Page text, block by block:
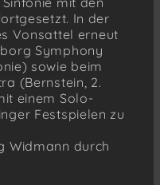
In der
Vonsattel erneut
Symphony
sowie beim
(Bernstein, 2.
einem Solo-
Festspielen zu
Widmann durch